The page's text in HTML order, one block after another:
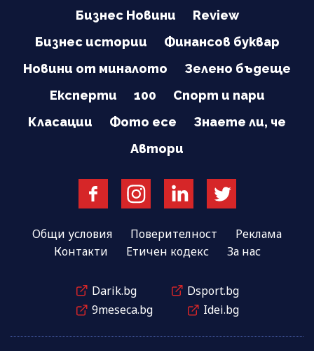
Бизнес Новини
Review
Бизнес истории
Финансов буквар
Новини от миналото
Зелено бъдеще
Експерти
100
Спорт и пари
Класации
Фото есе
Знаете ли, че
Автори
Общи условия Поверителност
Реклама
Контакти
Етичен кодекс За нас
Darik.bg
Dsport.bg
9meseca.bg
Idei.bg